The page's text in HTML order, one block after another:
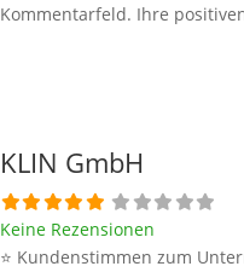
Kommentarfeld. Ihre
KLIN GmbH
Keine Rezensionen
⭐ Kundenstimmen zum